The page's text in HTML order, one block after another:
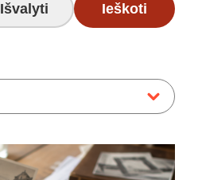
Išvalyti Ieškoti